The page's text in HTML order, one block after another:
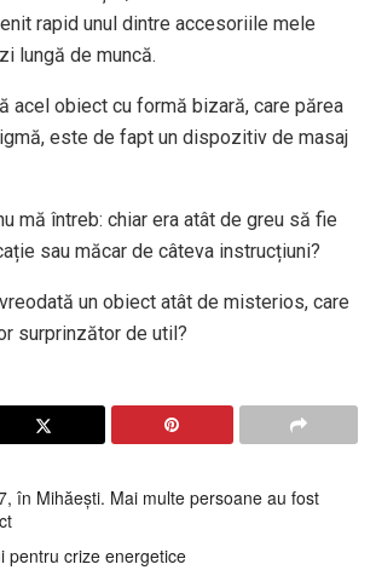
rapid unul dintre accesoriile mele
lungă de muncă.
acel obiect cu formă bizară, care părea
este de fapt un dispozitiv de masaj
mă întreb: chiar era atât de greu să fie
sau măcar de câteva instrucțiuni?
un obiect atât de misterios, care
surprinzător de util?
în Mihăești. Mai multe persoane au fost
pentru crize energetice